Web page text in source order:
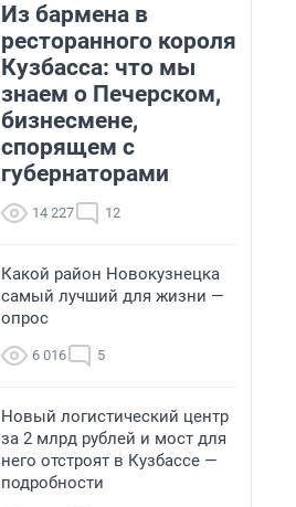
Из бармена в
ресторанного короля
Кузбасса: что мы
знаем о Печерском,
бизнесмене,
спорящем с
губернаторами
14 227 12
Какой район Новокузнецка
самый лучший для жизни —
опрос
6 016 5
Новый логистический центр
за 2 млрд рублей и мост для
него отстроят в Кузбассе —
подробности